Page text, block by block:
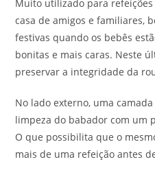
Muito utilizado para
casa de amigos e familiares,
festivas quando os bebês
bonitas e mais caras. Neste
preservar a integridade da
No lado externo, uma
limpeza do babador com um
O que possibilita que o
mais de uma refeição antes